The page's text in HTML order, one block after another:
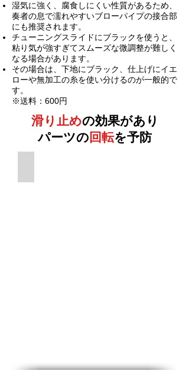
湿気に強く、腐食しにくい性質があるため、
奏者の息で濡れやすいブローパイプの接合部
にも推奨されます。
チューニングスライドにブラックを使うと、
粘り気が強すぎてスムーズな微調整が難しく
なる場合があります。
その場合は、下地にブラック、仕上げにイエ
ローや無加工の糸を使い分けるのが一般的で
す。
※送料：600円
滑り止めの効果があり
パーツの 回転を予防